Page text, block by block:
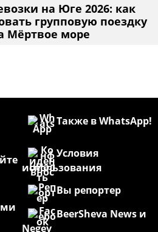
на Юге 2026: как
групповую поездку
Мёртвое море
Также в WhatsApp!
Условия
использования
Вы репортер
BeerSheva News и
Negev